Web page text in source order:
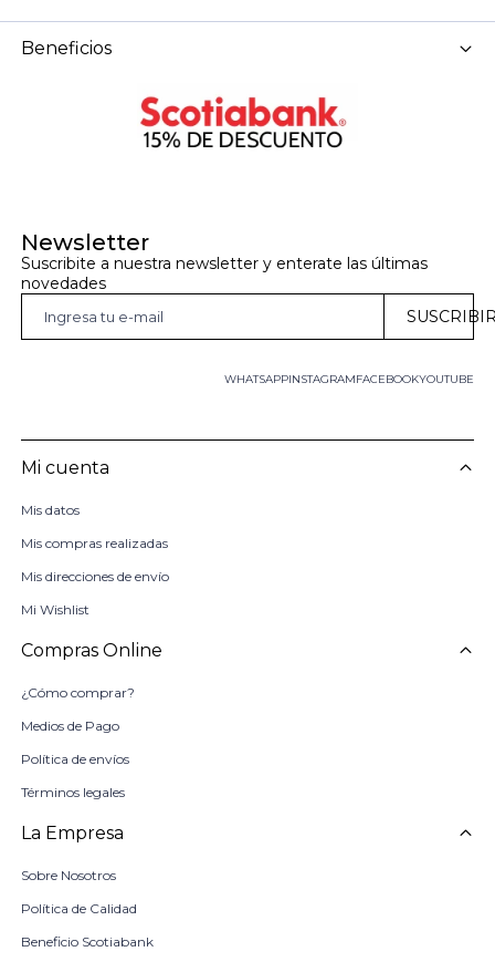
Newsletter
Suscribite a nuestra newsletter y enterate las últimas
novedades
WHATSAPP FACEBOOKYOUTUBE
INSTAGRAM
Mi cuenta
Mis datos
Mis compras realizadas
Mis direcciones de envío
Mi Wishlist
Compras Online
¿Cómo comprar?
Medios de Pago
Política de envíos
Términos legales
La Empresa
Sobre Nosotros
Política de Calidad
Beneficio Scotiabank
Beneficios